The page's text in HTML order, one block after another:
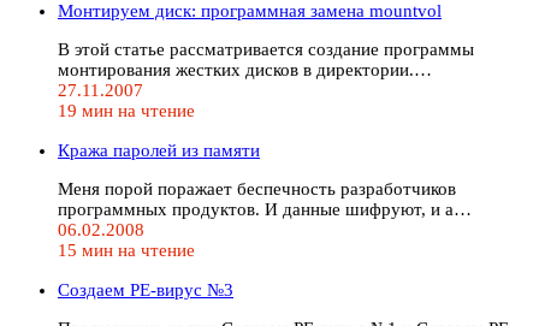
Монтируем диск: программная замена mountvol
В этой статье рассматривается создание программы
монтирования жестких дисков в директории.…
27.11.2007
19 мин на чтение
Кража паролей из памяти
Меня порой поражает беспечность разработчиков
программных продуктов. И данные шифруют, и а…
06.02.2008
15 мин на чтение
Создаем PE-вирус №3